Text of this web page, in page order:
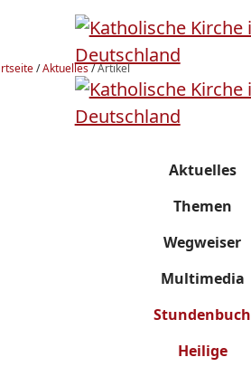
/Aktuelles/Artikel
Aktuelles
Themen
Wegweiser
Multimedia
Stundenbuch
Heilige